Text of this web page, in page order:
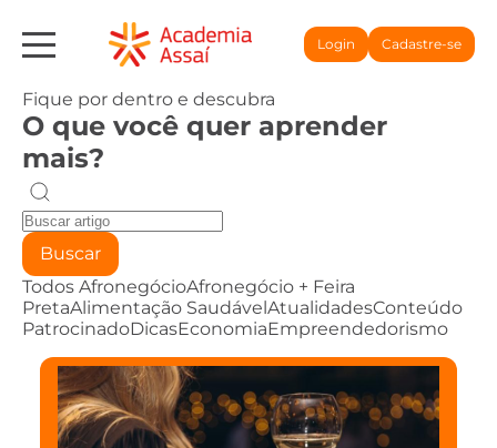
Login Cadastre-se
Fique por dentro e descubra
O que você quer aprender
mais?
Buscar
Todos AfronegócioAfronegócio + Feira
PretaAlimentação SaudávelAtualidadesConteúdo
PatrocinadoDicasEconomiaEmpreendedorismo